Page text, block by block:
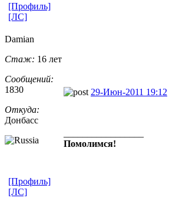
[Профиль]
[ЛС]
Damian
Стаж: 16 лет
Сообщений:
1830
Откуда:
Донбасс
29-Июн-2011 19:12
Помолимся!
[Профиль]
[ЛС]